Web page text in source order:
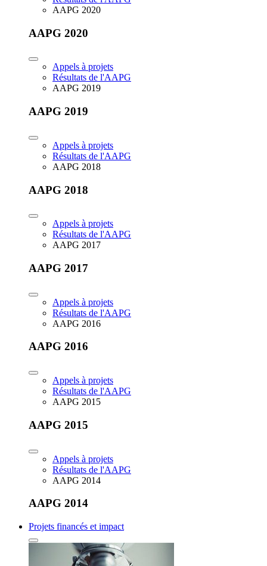
AAPG 2020
AAPG 2020
Appels à projets
Résultats de l'AAPG
AAPG 2019
AAPG 2019
Appels à projets
Résultats de l'AAPG
AAPG 2018
AAPG 2018
Appels à projets
Résultats de l'AAPG
AAPG 2017
AAPG 2017
Appels à projets
Résultats de l'AAPG
AAPG 2016
AAPG 2016
Appels à projets
Résultats de l'AAPG
AAPG 2015
AAPG 2015
Appels à projets
Résultats de l'AAPG
AAPG 2014
AAPG 2014
Projets financés et impact